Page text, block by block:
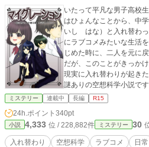
これから為替レートの円
上がり借金返済に困る世
が上がりインフレになる
企業等です。 大企業と
利高、労働人口の減少に
う。 食料危機や新型ウィ
株を出現させるでしょう
して起こるのです。 こ
凡てが必然的に起こっ
いたって平凡な男子高校
はひょんなことから、中
いし はな）と入れ替わ
にラブコメみたいな生活
じめた時に、二人を元に
だが、このことがきっか
現実に入れ替わりが起き
謎ありの空想科学小説で
実在の人物や団体などとは
ミステリー 連載中 長編 R15
24h.ポイント 340pt
小説 4,333 位 / 228,882件 ミステリー 30
入れ替わり 空想科学 ラブコメ 日常